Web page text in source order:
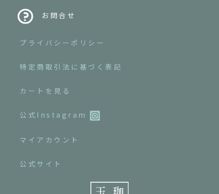
お問合せ
プライバシーポリシー
特定商取引法に基づく表記
カートを見る
公式Instagram
マイアカウント
公式サイト